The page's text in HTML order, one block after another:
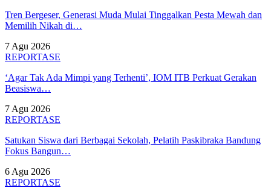
Tren Bergeser, Generasi Muda Mulai Tinggalkan Pesta Mewah dan
Memilih Nikah di…
7 Agu 2026
REPORTASE
‘Agar Tak Ada Mimpi yang Terhenti’, IOM ITB Perkuat Gerakan
Beasiswa…
7 Agu 2026
REPORTASE
Satukan Siswa dari Berbagai Sekolah, Pelatih Paskibraka Bandung
Fokus Bangun…
6 Agu 2026
REPORTASE